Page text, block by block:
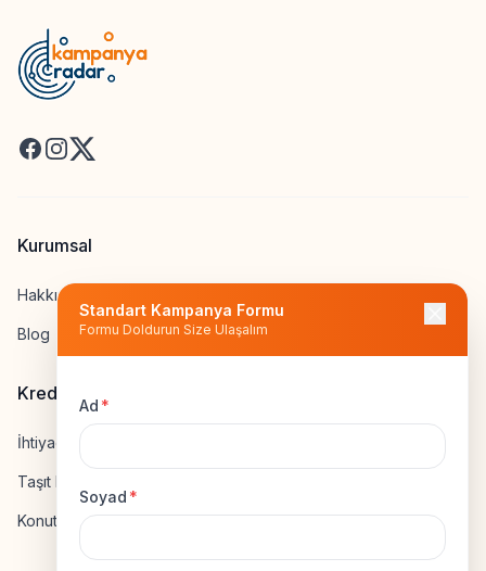
Standart Kampanya Formu
Formu Doldurun Size Ulaşalım
Ad *
Soyad *
Facebook
Instagram
X
Kurumsal
Hakkımızda
Blog
Kredi Hesapla
İhtiyaç Kredisi Hesapla
Taşıt Kredisi Hesapla
Konut Kredisi Hesapla